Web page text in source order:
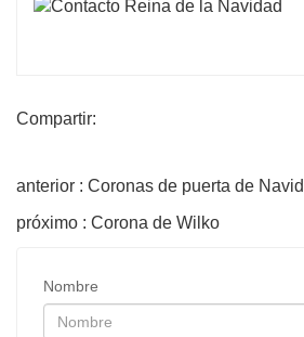
Compartir:
anterior : Coronas de puerta de
próximo : Corona de Wilko
Nombre